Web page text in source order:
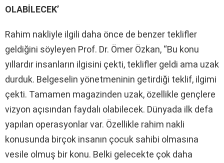
OLABİLECEK’
Rahim nakliyle ilgili daha önce de benzer teklifler
geldiğini söyleyen Prof. Dr. Ömer Özkan, “Bu konu
yıllardır insanların ilgisini çekti, teklifler geldi ama uzak
durduk. Belgeselin yönetmeninin getirdiği teklif, ilgimi
çekti. Tamamen magazinden uzak, özellikle gençlere
vizyon açısından faydalı olabilecek. Dünyada ilk defa
yapılan operasyonlar var. Özellikle rahim nakli
konusunda birçok insanın çocuk sahibi olmasına
vesile olmuş bir konu. Belki gelecekte çok daha